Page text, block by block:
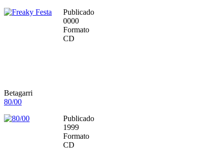
Publicado
0000
Formato
CD
Betagarri
80/00
Publicado
1999
Formato
CD